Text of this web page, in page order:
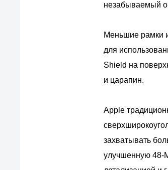
незабываемый
Меньшие рамки
для
Shield на
и царапин.
Apple
захватывать
улучшенную 48-